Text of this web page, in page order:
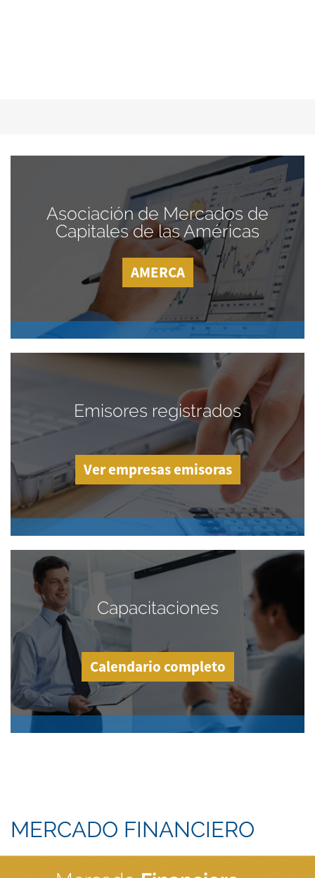
Asociación de Mercados de
Capitales de las Américas
AMERCA
Emisores registrados
Ver empresas emisoras
Capacitaciones
Calendario completo
MERCADO FINANCIERO